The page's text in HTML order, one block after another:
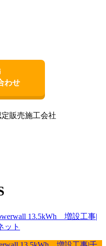
わせ
定販売施工会社